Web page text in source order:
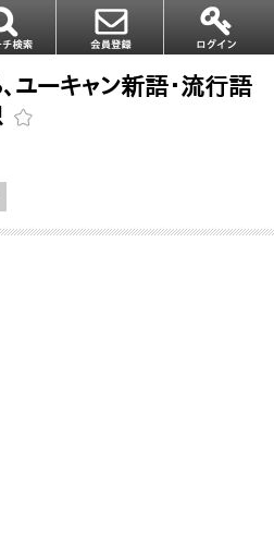
ーキャン新語・流行語